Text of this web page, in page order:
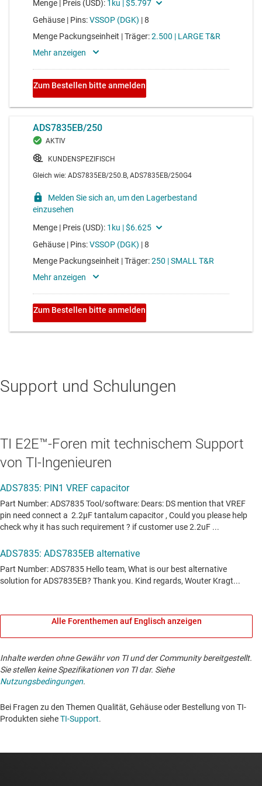
Support und Schulungen
TI E2E™-Foren mit technischem Support
von TI-Ingenieuren
Alle Forenthemen auf Englisch anzeigen
Inhalte werden ohne Gewähr von TI und der Community bereitgestellt.
Sie stellen keine Spezifikationen von TI dar. Siehe
Nutzungsbedingungen.
Bei Fragen zu den Themen Qualität, Gehäuse oder Bestellung von TI-
Produkten sieheTI-Support. ​​​​​​​​​​​​​​